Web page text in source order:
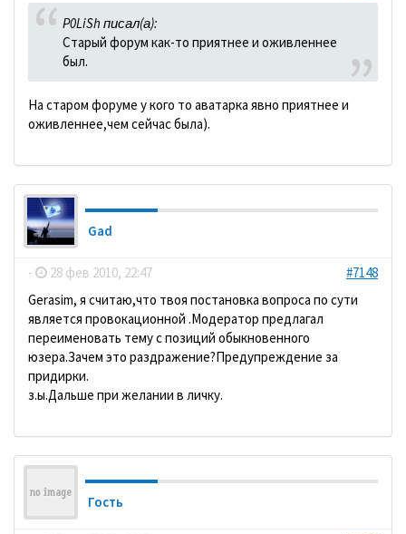
P0LiSh писал(а):
Старый форум как-то приятнее и оживленнее
был.
На старом форуме у кого то аватарка явно приятнее и
оживленнее,чем сейчас была).
Gad
- 28 фев 2010, 22:47
#7148
Gerasim, я считаю,что твоя постановка вопроса по сути
является провокационной .Модератор предлагал
переименовать тему с позиций обыкновенного
юзера.Зачем это раздражение?Предупреждение за
придирки.
з.ы.Дальше при желании в личку.
Гость